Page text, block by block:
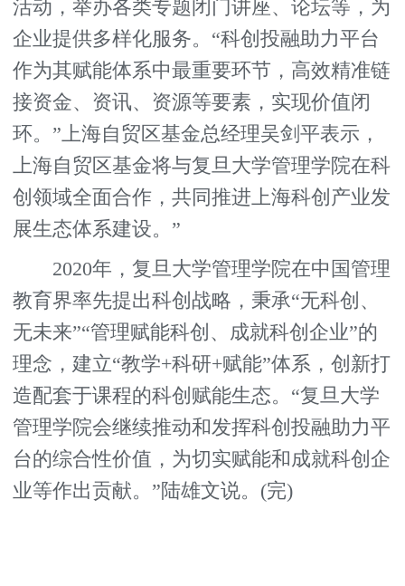
活动，举办各类专题闭门讲座、论坛等，为
企业提供多样化服务。“科创投融助力平台
作为其赋能体系中最重要环节，高效精准链
接资金、资讯、资源等要素，实现价值闭
环。”上海自贸区基金总经理吴剑平表示，
上海自贸区基金将与复旦大学管理学院在科
创领域全面合作，共同推进上海科创产业发
展生态体系建设。”
2020年，复旦大学管理学院在中国管理
教育界率先提出科创战略，秉承“无科创、
无未来”“管理赋能科创、成就科创企业”的
理念，建立“教学+科研+赋能”体系，创新打
造配套于课程的科创赋能生态。“复旦大学
管理学院会继续推动和发挥科创投融助力平
台的综合性价值，为切实赋能和成就科创企
业等作出贡献。”陆雄文说。(完)